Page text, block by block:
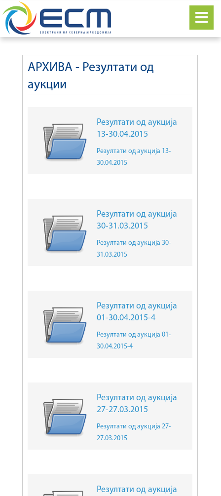
АРХИВА - Резултати од
аукции
Резултати од аукција
13-30.04.2015
Резултати од аукција 13-
30.04.2015
Резултати од аукција
30-31.03.2015
Резултати од аукција 30-
31.03.2015
Резултати од аукција
01-30.04.2015-4
Резултати од аукција 01-
30.04.2015-4
Резултати од аукција
27-27.03.2015
Резултати од аукција 27-
27.03.2015
Резултати од аукција